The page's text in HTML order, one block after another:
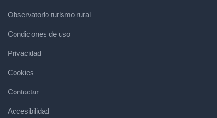
Observatorio turismo rural
Condiciones de uso
Privacidad
Cookies
Contactar
Accesibilidad